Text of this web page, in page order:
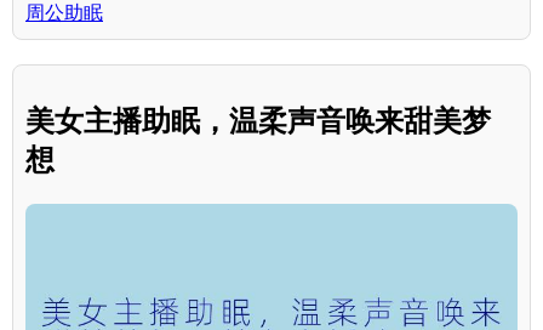
周公助眠
美女主播助眠，温柔声音唤来甜美梦
想